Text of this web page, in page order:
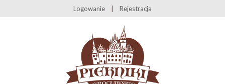
Logowanie Rejestracja